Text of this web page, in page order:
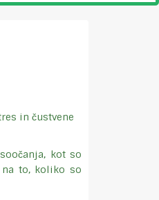
in čustvene
kot so
to, koliko so